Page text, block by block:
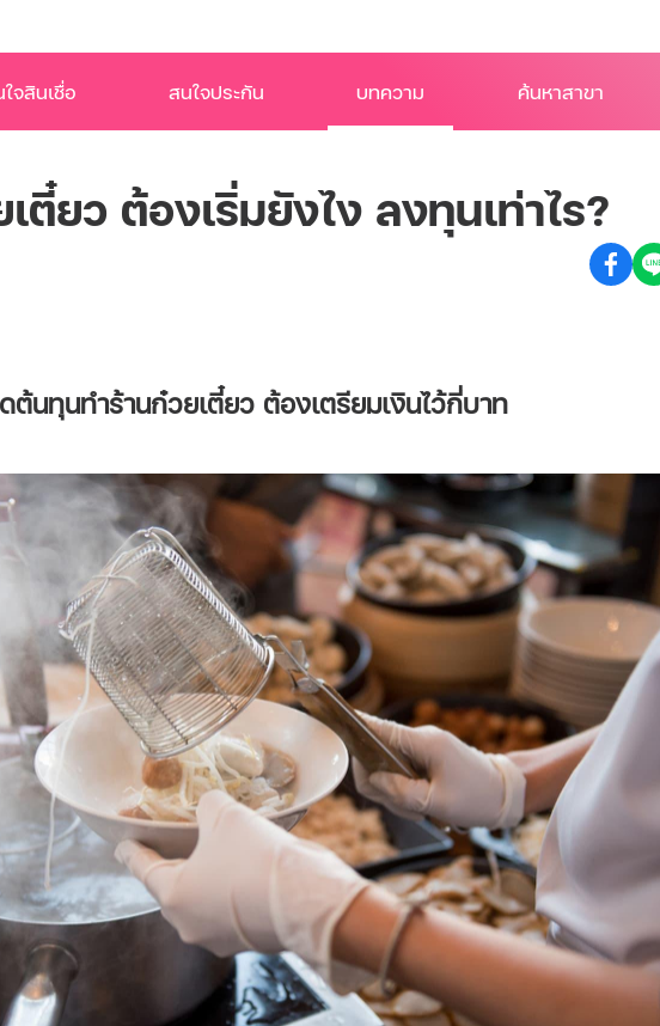
จสินเชื่อ
สนใจประกัน บทความ ค้นหาสาขา
ตี๋ยว ต้องเริ่มยังไง ลงทุนเท่าไร?
ต้นทุนทำร้านก๋วยเตี๋ยว ต้องเตรียมเงินไว้กี่บาท